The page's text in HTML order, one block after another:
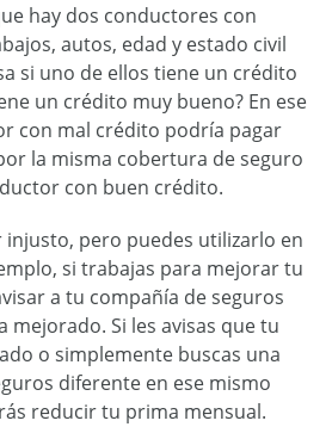
hay dos conductores con
autos, edad y estado civil
si uno de ellos tiene un crédito
un crédito muy bueno? En ese
con mal crédito podría pagar
la misma cobertura de seguro
con buen crédito.
injusto, pero puedes utilizarlo en
si trabajas para mejorar tu
a tu compañía de seguros
mejorado. Si les avisas que tu
o simplemente buscas una
diferente en ese mismo
reducir tu prima mensual.